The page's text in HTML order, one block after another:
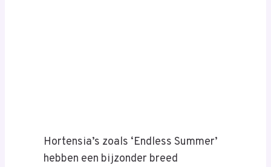
Hortensia’s zoals ‘Endless Summer’
hebben een bijzonder breed